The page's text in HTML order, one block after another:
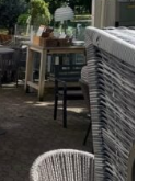
DA
SV
FR
PT
TR